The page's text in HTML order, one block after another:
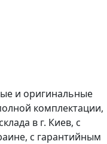
и оригинальные
комплектации,
в г. Киев, с
с гарантийным